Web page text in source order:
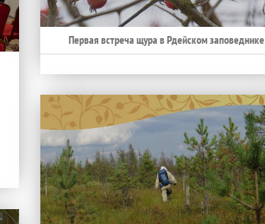
Первая встреча щура в Рдейском заповеднике